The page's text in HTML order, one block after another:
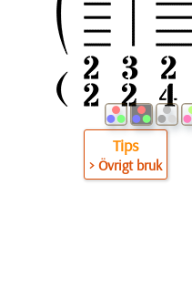
Tips
> Övrigt bruk